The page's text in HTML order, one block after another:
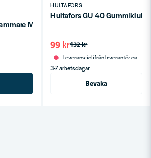
MH1500 1,5kg
HULTAFORS
Hultafors GU 40
132 kr
99 kr
Leveranstid ifrån leverantör ca
3-7 arbetsdagar
Bevaka